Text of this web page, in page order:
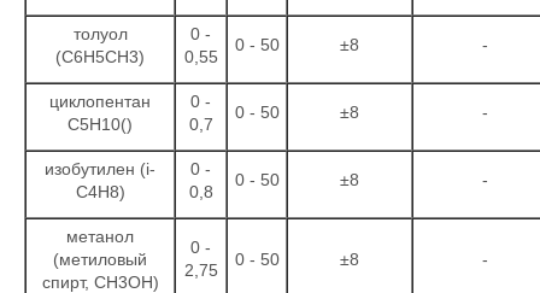
толуол
(С6Н5СН3)
0 -
0,55
0 - 50 ±8 -
циклопентан
С5Н10()
0 -
0,7
0 - 50 ±8 -
изобутилен (i-
С4Н8)
0 -
0,8
0 - 50 ±8 -
метанол
(метиловый
спирт, СН3ОН)
0 -
2,75
0 - 50 ±8 -